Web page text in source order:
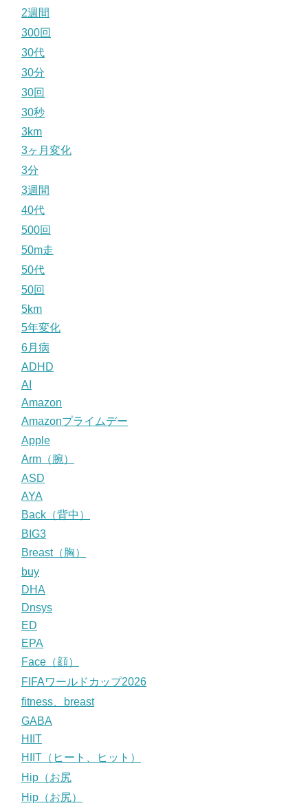
2週間
300回
30代
30分
30回
30秒
3km
3ヶ月変化
3分
3週間
40代
500回
50m走
50代
50回
5km
5年変化
6月病
ADHD
AI
Amazon
Amazonプライムデー
Apple
Arm（腕）
ASD
AYA
Back（背中）
BIG3
Breast（胸）
buy
DHA
Dnsys
ED
EPA
Face（顔）
FIFAワールドカップ2026
fitness、breast
GABA
HIIT
HIIT（ヒート、ヒット）
Hip（お尻
Hip（お尻）